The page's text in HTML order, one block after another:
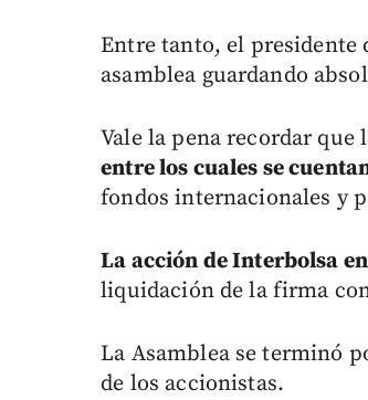
Entre tanto, el presidente
asamblea guardando
Vale la pena recordar que
entre los cuales se
fondos internacionales y
La acción de Interbolsa
liquidación de la firma
La Asamblea se terminó
de los accionistas.